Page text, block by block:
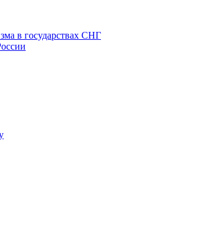
в государствах СНГ